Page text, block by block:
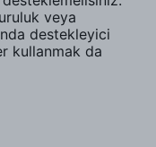
veya
destekleyici
kullanmak da